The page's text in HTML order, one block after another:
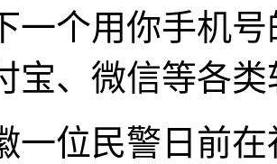
一个用你手机
宝、微信等各
位民警日前在